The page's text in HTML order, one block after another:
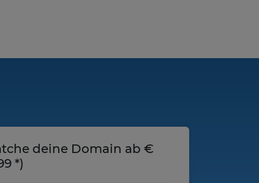
deine Domain ab €
*)